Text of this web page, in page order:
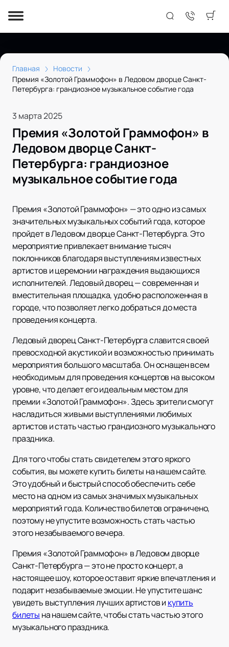
Главная
Новости
Премия «Золотой Граммофон» в Ледовом дворце Санкт-
Петербурга: грандиозное музыкальное событие года
3 марта 2025
Премия «Золотой Граммофон» в
Ледовом дворце Санкт-
Петербурга: грандиозное
музыкальное событие года
Премия «Золотой Граммофон» — это одно из самых
значительных музыкальных событий года, которое
пройдет в Ледовом дворце Санкт-Петербурга. Это
мероприятие привлекает внимание тысяч
поклонников благодаря выступлениям известных
артистов и церемонии награждения выдающихся
исполнителей. Ледовый дворец — современная и
вместительная площадка, удобно расположенная в
городе, что позволяет легко добраться до места
проведения концерта.
Ледовый дворец Санкт-Петербурга славится своей
превосходной акустикой и возможностью принимать
мероприятия большого масштаба. Он оснащен всем
необходимым для проведения концертов на высоком
уровне, что делает его идеальным местом для
премии «Золотой Граммофон». Здесь зрители смогут
насладиться живыми выступлениями любимых
артистов и стать частью грандиозного музыкального
праздника.
Для того чтобы стать свидетелем этого яркого
события, вы можете купить билеты на нашем сайте.
Это удобный и быстрый способ обеспечить себе
место на одном из самых значимых музыкальных
мероприятий года. Количество билетов ограничено,
поэтому не упустите возможность стать частью
этого незабываемого вечера.
Премия «Золотой Граммофон» в Ледовом дворце
Санкт-Петербурга — это не просто концерт, а
настоящее шоу, которое оставит яркие впечатления и
подарит незабываемые эмоции. Не упустите шанс
увидеть выступления лучших артистов и купить
билеты на нашем сайте, чтобы стать частью этого
музыкального праздника.